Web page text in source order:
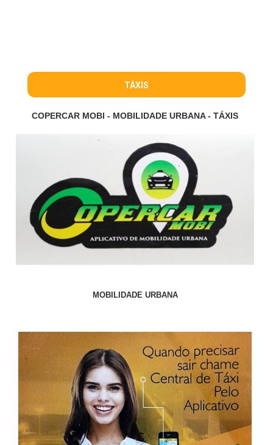
TÁXIS
COPERCAR MOBI - MOBILIDADE URBANA - TÁXIS
MOBILIDADE URBANA